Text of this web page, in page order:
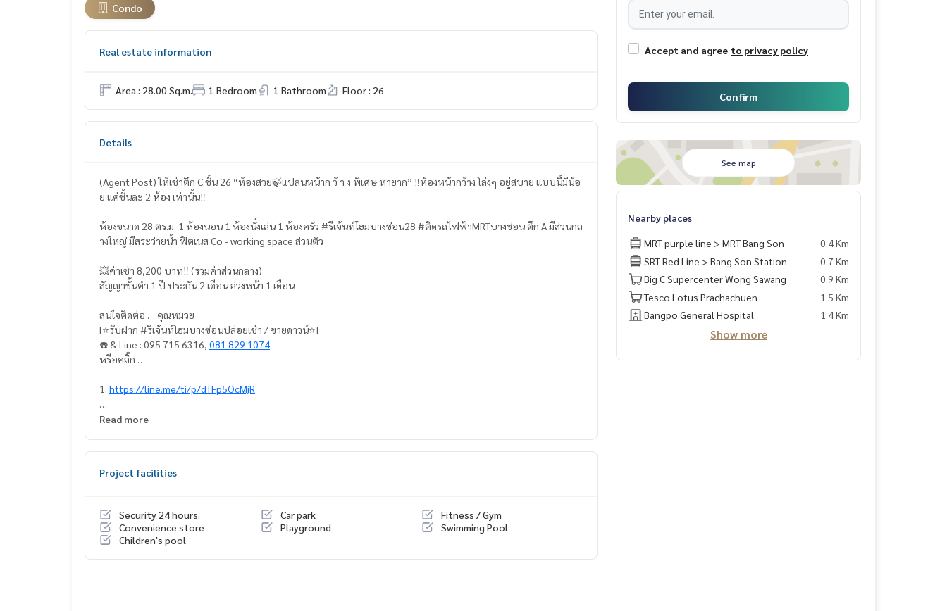
Condo
Real estate information
Area : 28.00 Sq.m. 1 Bedroom 1 Bathroom Floor : 26
Details
(Agent Post) ให้เช่าตึก C ชั้น 26 “ห้องสวย🍃แปลนหน้าก ว้ า ง พิเศษ หายาก” ‼️ห้องหน้ากว้าง โล่งๆ อยู่สบาย แบบนี้มีน้อ
ย แค่ชั้นละ 2 ห้อง เท่านั้น‼️
ห้องขนาด 28 ตร.ม. 1 ห้องนอน 1 ห้องนั่งเล่น 1 ห้องครัว #รีเจ้นท์โฮมบางซ่อน28 #ติดรถไฟฟ้าMRTบางซ่อน ตึก A มีส่วนกล
างใหญ่ มีสระว่ายน้ำ ฟิตเนส Co - working space ส่วนตัว
💥ค่าเช่า 8,200 บาท‼️ (รวมค่าส่วนกลาง)
สัญญาขั้นต่ำ 1 ปี ประกัน 2 เดือน ล่วงหน้า 1 เดือน
สนใจติดต่อ … คุณหมวย
[⭐️รับฝาก #รีเจ้นท์โฮมบางซ่อนปล่อยเช่า / ขายดาวน์⭐️]
☎️ & Line : 095 715 6316, 081 829 1074
หรือคลิ๊ก …
1. https://line.me/ti/p/dTFp5OcMjR
2.https://line.me/ti/p/v2fZtmtfXa
* เตียงนอน + ที่นอน 6 ฟุต
* ผ้าม่าน 2 ชั้น
* โซฟา ใหญ่ + โต๊ะกลาง
Read more
Project facilities
Security 24 hours. Car park
Fitness / Gym
Convenience store
Playground
Swimming Pool
Children's pool
Accept and agree to privacy policy
Confirm
See map
Nearby places
MRT purple line > MRT Bang Son
0.4 Km
SRT Red Line > Bang Son Station
0.7 Km
Big C Supercenter Wong Sawang
0.9 Km
Tesco Lotus Prachachuen
1.5 Km
Bangpo General Hospital
1.4 Km
Show more